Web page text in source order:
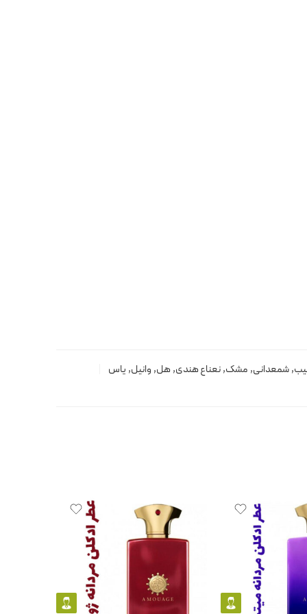
,شمعدانی, مشک,نعناع هندی, هل, وانیل, یاس